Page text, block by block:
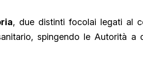
, due distinti focolai legati al
spingendo le Autorità a